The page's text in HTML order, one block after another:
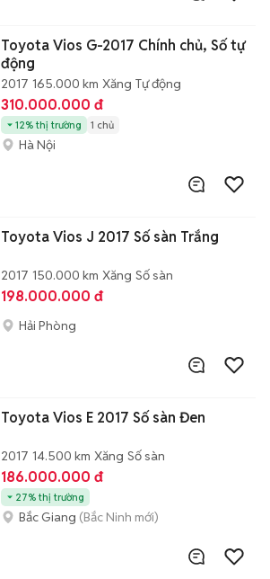
Toyota Vios G-2017 Chính chủ, Số tự
động
2017 165.000 km Xăng Tự động
310.000.000 đ
12% thị trường 1 chủ
Hà Nội
Toyota Vios J 2017 Số sàn Trắng
2017 150.000 km Xăng Số sàn
198.000.000 đ
Hải Phòng
Toyota Vios E 2017 Số sàn Đen
2017 14.500 km Xăng Số sàn
186.000.000 đ
27% thị trường
Bắc Giang (Bắc Ninh mới)